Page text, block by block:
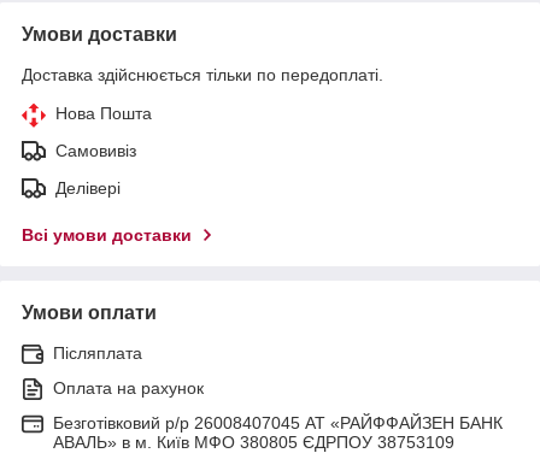
Умови доставки
Доставка здійснюється тільки по передоплаті.
Нова Пошта
Самовивіз
Делівері
Всі умови доставки
Умови оплати
Післяплата
Оплата на рахунок
Безготівковий р/р 26008407045 АТ «РАЙФФАЙЗЕН БАНК
АВАЛЬ» в м. Київ МФО 380805 ЄДРПОУ 38753109